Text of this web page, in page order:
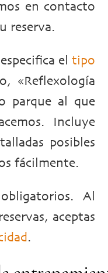
en contacto
reserva.
el tipo
«Reflexología
parque al que
Incluye
posibles
fácilmente.
Al
aceptas
.